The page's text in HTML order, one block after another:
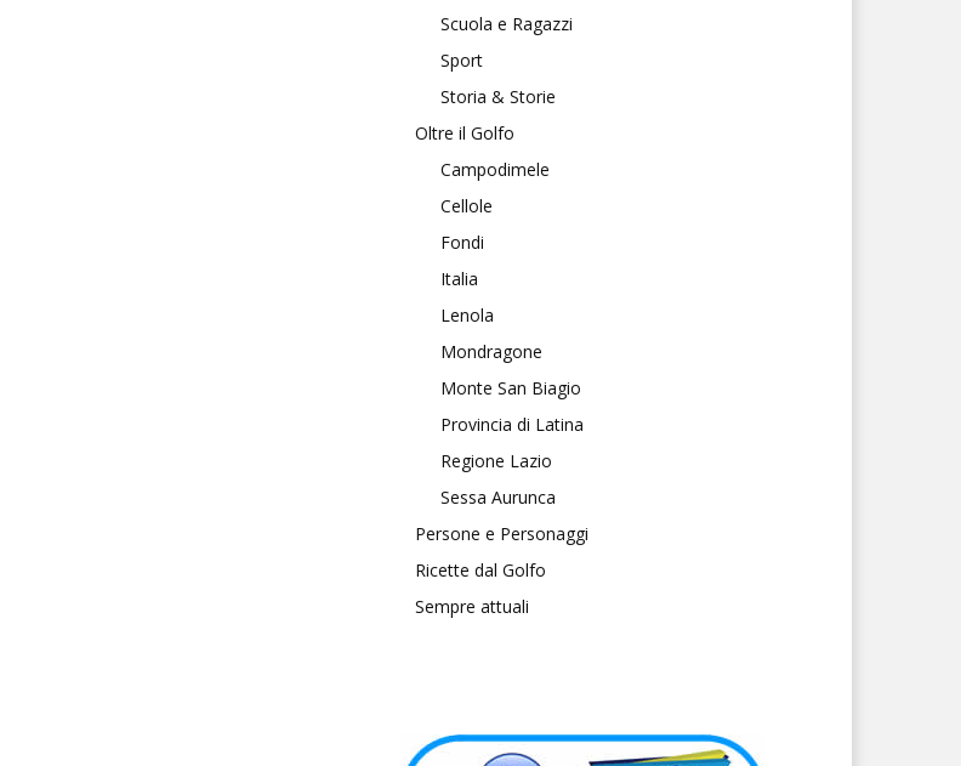
Scuola e Ragazzi
Sport
Storia & Storie
Oltre il Golfo
Campodimele
Cellole
Fondi
Italia
Lenola
Mondragone
Monte San Biagio
Provincia di Latina
Regione Lazio
Sessa Aurunca
Persone e Personaggi
Ricette dal Golfo
Sempre attuali